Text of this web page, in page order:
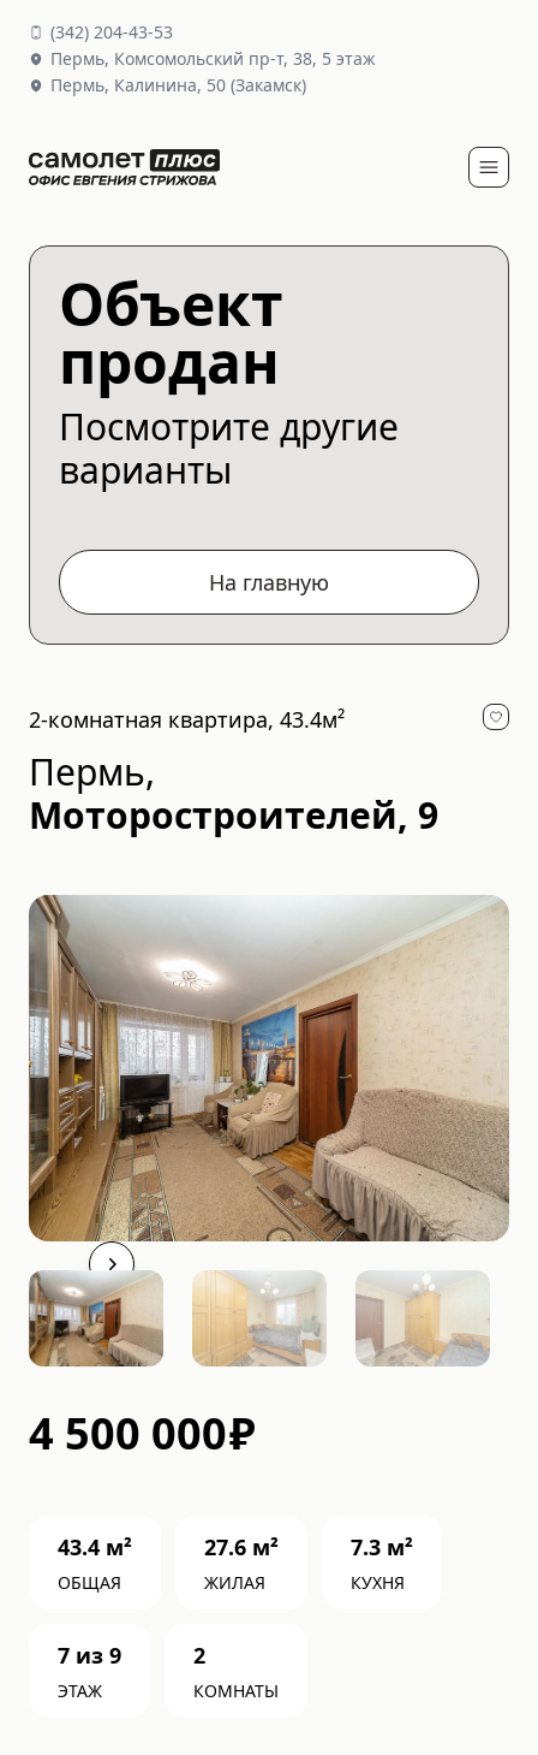
(342) 204-43-53
Пермь, Комсомольский пр-т, 38, 5 этаж
Пермь, Калинина, 50 (Закамск)
Объект
продан
Посмотрите другие
варианты
На главную
2-комнатная квартира, 43.4м²
Пермь,
Моторостроителей, 9
4 500 000₽
43.4 м²
ОБЩАЯ
27.6 м²
ЖИЛАЯ
7.3 м²
КУХНЯ
7 из 9
ЭТАЖ
2
КОМНАТЫ